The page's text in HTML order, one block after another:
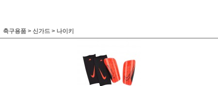
축구용품 > 신가드 > 나이키